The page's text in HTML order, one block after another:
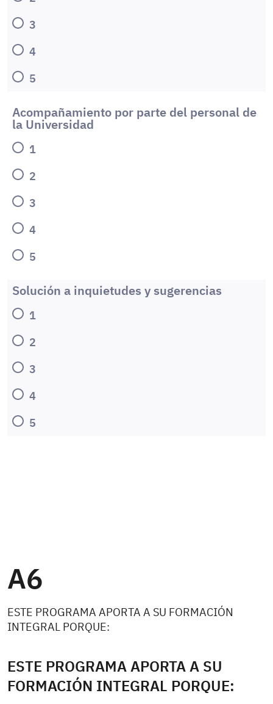
3
4
5
Acompañamiento por parte del personal de
la Universidad
1
2
3
4
5
Solución a inquietudes y sugerencias
1
2
3
4
5
A6
ESTE PROGRAMA APORTA A SU FORMACIÓN
INTEGRAL PORQUE:
ESTE PROGRAMA APORTA A SU
FORMACIÓN INTEGRAL PORQUE: